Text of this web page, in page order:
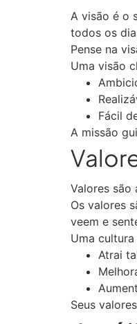
A visão é o
todos os
Pense na
Uma visão
Fácil
A missão
Valores são
Os valores
veem e
Uma
Atrai
Seus